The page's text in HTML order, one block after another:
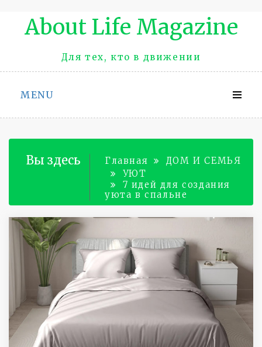
Промотать
About Life Magazinе
Для тех, кто в движении
MENU
Вы здесь Главная
ДОМ И СЕМЬЯ
УЮТ
7 идей для создания
уюта в спальне